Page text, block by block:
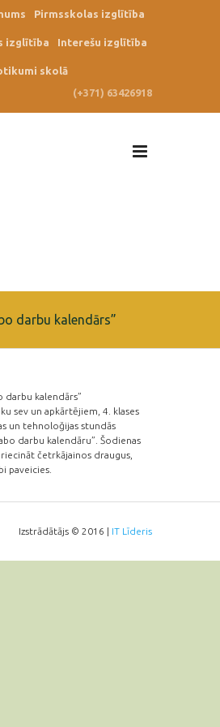
Pirmsskolas izglītība
izglītība Interešu izglītība
skolā
(+371) 63426918
darbu kalendārs”
sev un apkārtējiem, 4. klases
un tehnoloğijas stundās
darbu kalendāru”. Šodienas
četrkājainos draugus,
paveicies.
Izstrādātājs © 2016 | IT Līderis